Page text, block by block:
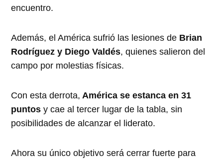
encuentro.
Además, el América sufrió las lesiones de Brian
Rodríguez y Diego Valdés, quienes salieron del
campo por molestias físicas.
Con esta derrota, América se estanca en 31
puntos y cae al tercer lugar de la tabla, sin
posibilidades de alcanzar el liderato.
Ahora su único objetivo será cerrar fuerte para